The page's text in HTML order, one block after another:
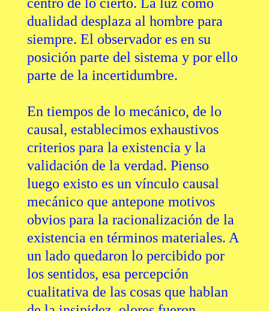
centro de lo cierto. La luz como
dualidad desplaza al hombre para
siempre. El observador es en su
posición parte del sistema y por ello
parte de la incertidumbre.
En tiempos de lo mecánico, de lo
causal, establecimos exhaustivos
criterios para la existencia y la
validación de la verdad. Pienso
luego existo es un vínculo causal
mecánico que antepone motivos
obvios para la racionalización de la
existencia en términos materiales. A
un lado quedaron lo percibido por
los sentidos, esa percepción
cualitativa de las cosas que hablan